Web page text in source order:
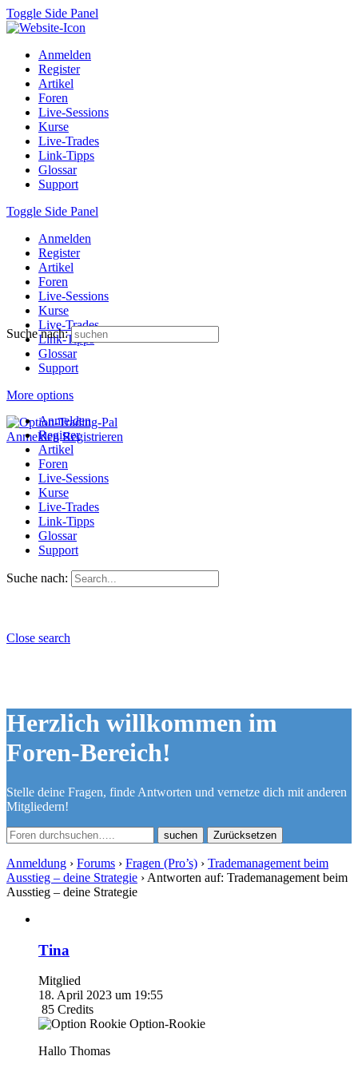
Toggle Side Panel
Anmelden
Register
Artikel
Foren
Live-Sessions
Kurse
Live-Trades
Link-Tipps
Glossar
Support
Toggle Side Panel
Anmelden
Register
Artikel
Foren
Live-Sessions
Kurse
Live-Trades
Link-Tipps
Glossar
Support
More options
Anmelden Registrieren
Suche nach:
Anmelden
Register
Artikel
Foren
Live-Sessions
Kurse
Live-Trades
Link-Tipps
Glossar
Support
Suche nach:
Close search
Herzlich willkommen im
Foren-Bereich!
Stelle deine Fragen, finde Antworten und vernetze dich mit anderen
Mitgliedern!
Zurücksetzen
Anmeldung › Forums › Fragen (Pro’s) › Trademanagement beim
Ausstieg – deine Strategie › Antworten auf: Trademanagement beim
Ausstieg – deine Strategie
Tina
Mitglied
18. April 2023 um 19:55
85 Credits
Option-Rookie
Hallo Thomas